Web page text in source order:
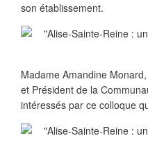
son établissement.
Madame Amandine
et Président de la
intéressés par ce colloque